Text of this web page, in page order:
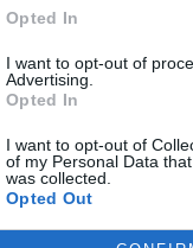
Opted In
I want to opt-out of
Advertising.
Opted In
I want to opt-out of
of my Personal Data
was collected.
Opted Out